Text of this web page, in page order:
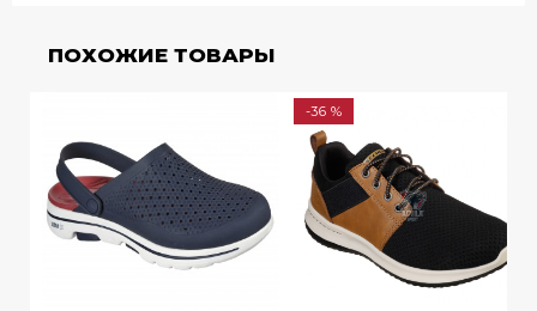
ПОХОЖИЕ ТОВАРЫ
-36 %